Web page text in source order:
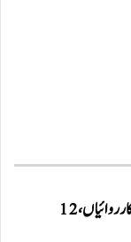
سکیورٹی فورسز کی بلوچستان میں کارروائیاں، 12